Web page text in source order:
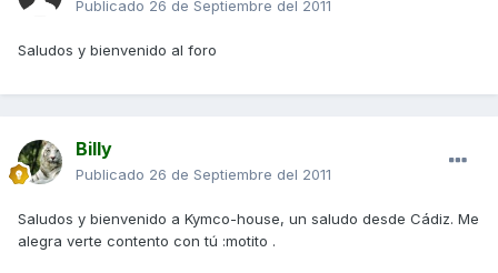
Publicado 26 de Septiembre del 2011
Saludos y bienvenido al foro
Billy
Publicado 26 de Septiembre del 2011
Saludos y bienvenido a Kymco-house, un saludo desde Cádiz. Me
alegra verte contento con tú :motito .